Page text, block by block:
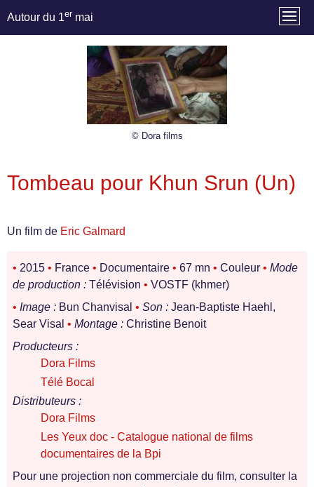
Autour du 1er mai
© Dora films
Tombeau pour Khun Srun (Un)
Un film de Eric Galmard
• 2015 • France • Documentaire • 67 mn • Couleur • Mode
de production : Télévision • VOSTF (khmer)
• Image : Bun Chanvisal • Son : Jean-Baptiste Haehl,
Sear Visal • Montage : Christine Benoit
Producteurs :
Dora Films
Télé Bocal
Distributeurs :
Dora Films
Les Yeux doc - Catalogue national de films
documentaires de la Bpi
Pour une projection non commerciale du film, consulter la